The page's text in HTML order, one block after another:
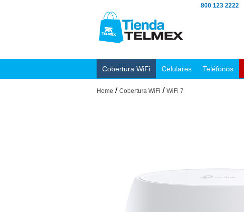
800 123 2222
Cobertura WiFi Celulares Teléfonos
Home / Cobertura WiFi / WiFi 7